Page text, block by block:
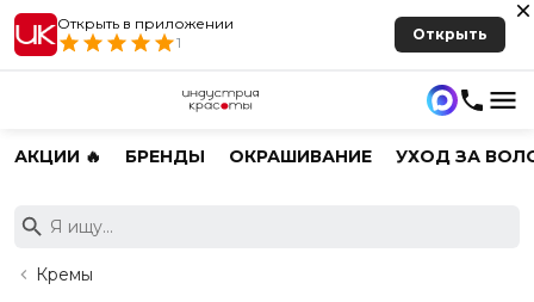
Открыть в приложении
1
Открыть
АКЦИИ 🔥 БРЕНДЫ ОКРАШИВАНИЕ УХОД ЗА
Кремы